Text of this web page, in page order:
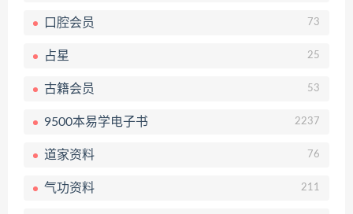
口腔会员 73
占星 25
古籍会员 53
9500本易学电子书 2237
道家资料 76
气功资料 211